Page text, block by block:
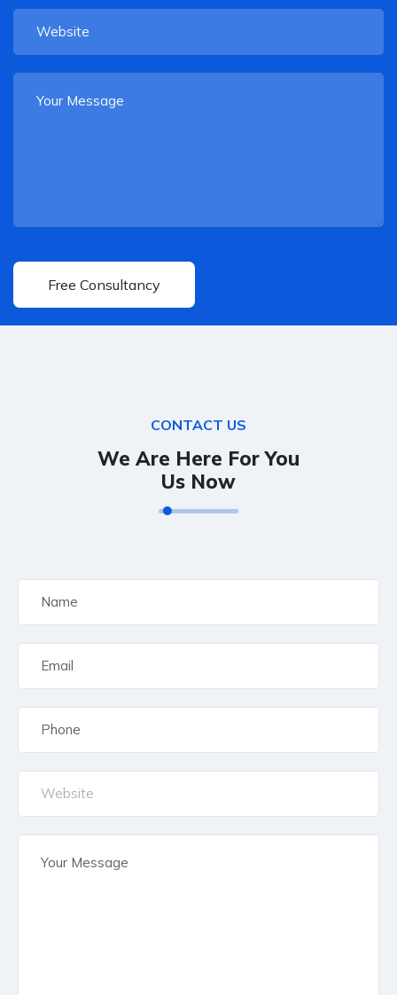
CONTACT US
We Are Here For You
Us Now